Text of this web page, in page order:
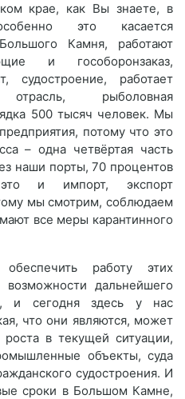
крае, как Вы знаете, в
это касается
Камня, работают
и гособоронзаказ,
судостроение, работает
отрасль, рыболовная
500 тысяч человек. Мы
потому что это
– одна четвёртая часть
наши порты, 70 процентов
и импорт, экспорт
мы смотрим, соблюдаем
все меры карантинного
работу этих
дальнейшего
и сегодня здесь у нас
что они являются, может
в текущей ситуации,
объекты, суда
судостроения. И
сроки в Большом Камне,